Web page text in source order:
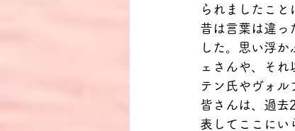
られましたこと
昔は言葉は違っ
した。思い浮
ェさんや、そ
テン氏やヴォル
皆さんは、過去
表してここにい